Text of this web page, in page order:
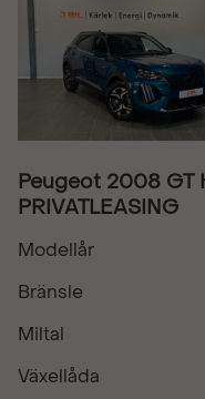
Peugeot 2008 GT
PRIVATLEASING
Modellår
Bränsle
Miltal
Växellåda